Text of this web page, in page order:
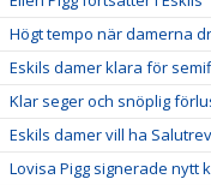
Högt tempo när damerna
Eskils damer klara för
Klar seger och snöplig
Eskils damer vill ha
Lovisa Pigg signerade nytt